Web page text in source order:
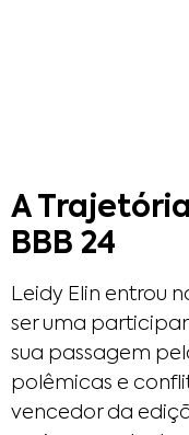
A
BBB 24
Leidy Elin entrou
ser uma
sua passagem
polêmicas e
vencedor da